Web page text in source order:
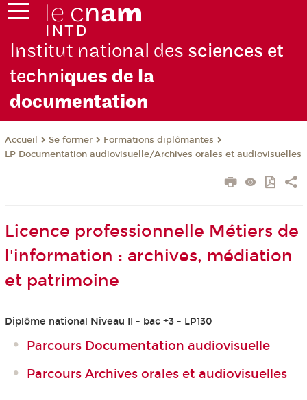
Institut national des sciences et
techniques de la
documentation
Accueil Se former
Formations diplômantes
LP Documentation audiovisuelle/Archives orales et audiovisuelles
Licence professionnelle Métiers de
l'information : archives, médiation
et patrimoine
Diplôme national Niveau II - bac +3 - LP130
Parcours Documentation audiovisuelle
Parcours Archives orales et audiovisuelles